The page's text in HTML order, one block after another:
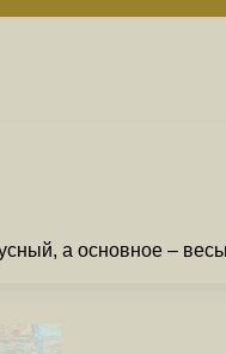
а основное –